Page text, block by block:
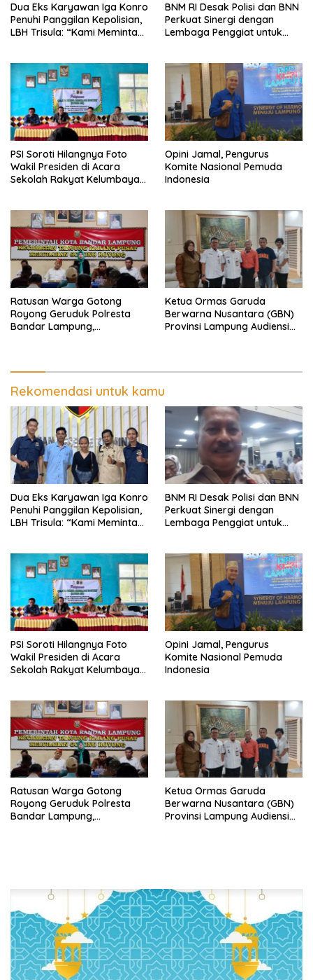
Dua Eks Karyawan Iga Konro
Penuhi Panggilan Kepolisian,
LBH Trisula: “Kami Meminta
BNM RI Desak Polisi dan BNN
Perkuat Sinergi dengan
Lembaga Penggiat untuk
PSI Soroti Hilangnya Foto
Wakil Presiden di Acara
Sekolah Rakyat Kelumbayan,
Opini Jamal, Pengurus
Komite Nasional Pemuda
Indonesia
Ratusan Warga Gotong
Royong Geruduk Polresta
Bandar Lampung,
Pengancaman dan Dugaan
Pemalsuan Sporadik Tanah
Ketua Ormas Garuda
Berwarna Nusantara (GBN)
Provinsi Lampung Audiensi
Rekomendasi untuk kamu
Dua Eks Karyawan Iga Konro
Penuhi Panggilan Kepolisian,
LBH Trisula: “Kami Meminta
BNM RI Desak Polisi dan BNN
Perkuat Sinergi dengan
Lembaga Penggiat untuk
PSI Soroti Hilangnya Foto
Wakil Presiden di Acara
Sekolah Rakyat Kelumbayan,
Opini Jamal, Pengurus
Komite Nasional Pemuda
Indonesia
Ratusan Warga Gotong
Royong Geruduk Polresta
Bandar Lampung,
Ketua Ormas Garuda
Berwarna Nusantara (GBN)
Provinsi Lampung Audiensi